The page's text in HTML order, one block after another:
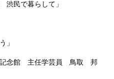
渋民で暮らして」
」
念館 主任学芸員 鳥取 邦